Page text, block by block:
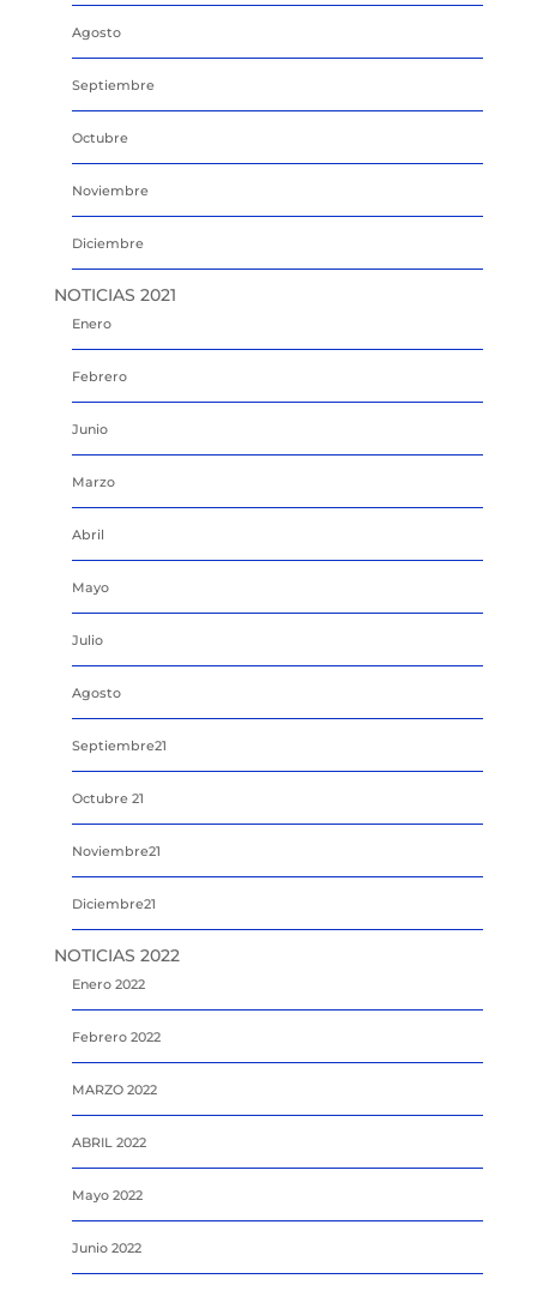
Agosto
Septiembre
Octubre
Noviembre
Diciembre
NOTICIAS 2021
Enero
Febrero
Junio
Marzo
Abril
Mayo
Julio
Agosto
Septiembre21
Octubre 21
Noviembre21
Diciembre21
NOTICIAS 2022
Enero 2022
Febrero 2022
MARZO 2022
ABRIL 2022
Mayo 2022
Junio 2022